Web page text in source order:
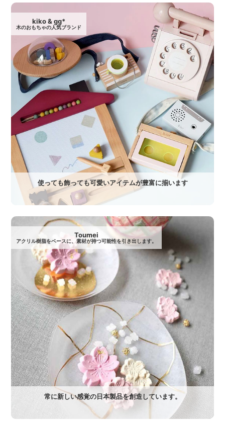
kiko & gg*
木のおもちゃの人気ブランド
使っても飾っても可愛いアイテムが豊富に揃います
Toumei
アクリル樹脂をベースに、素材が持つ可能性を引き出します。
常に新しい感覚の日本製品を創造しています。